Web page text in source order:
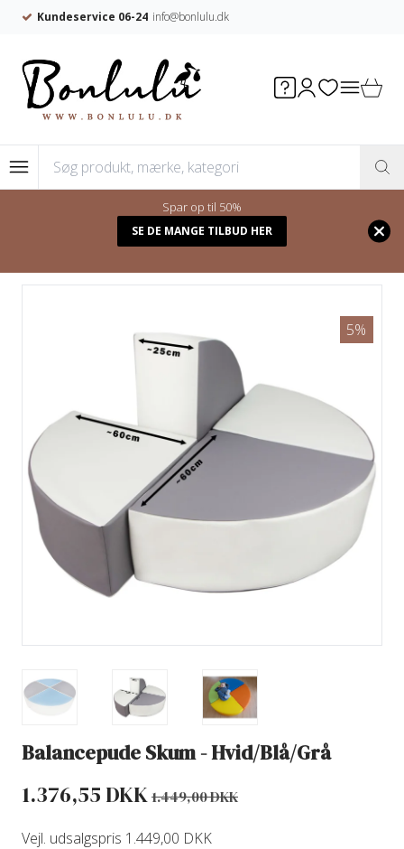
PRISMATCH I Danmark
Spar op til 50%
SE DE MANGE TILBUD HER
/ Skumleg /
Balancepude Skum - Hvid/Blå/Grå
5%
Balancepude Skum - Hvid/Blå/Grå
1.376,55 DKK1.449,00 DKK
Vejl. udsalgspris 1.449,00 DKK